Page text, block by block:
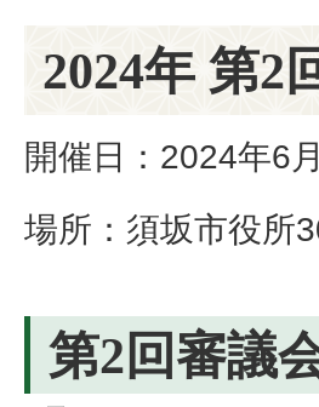
2024年 第2
開催日：2024年6
場所：須坂市役所
第2回審議